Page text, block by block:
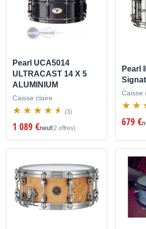
Pearl UCA5014
ULTRACAST 14 X 5
ALUMINIUM
Caisse claire
(3)
1 089 €neuf(2 offres)
Pearl
Caisse
679 €